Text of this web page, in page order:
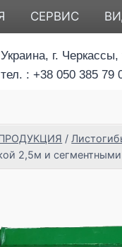
СЕРВИС
Украина, г.
тел. : +38 050 385 79
/
2,5м и